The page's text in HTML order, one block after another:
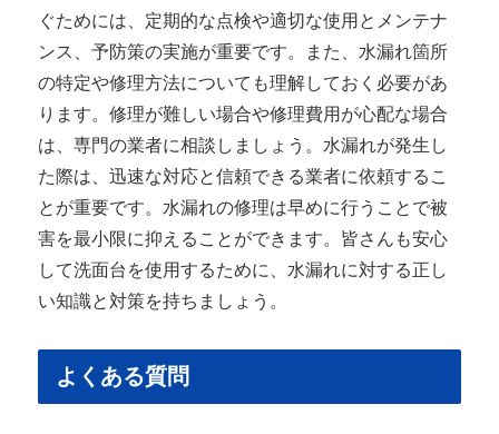
ぐためには、定期的な点検や適切な使用とメンテナ
ンス、予防策の実施が重要です。また、水漏れ箇所
の特定や修理方法についても理解しておく必要があ
ります。修理が難しい場合や修理費用が心配な場合
は、専門の業者に相談しましょう。水漏れが発生し
た際は、迅速な対応と信頼できる業者に依頼するこ
とが重要です。水漏れの修理は早めに行うことで被
害を最小限に抑えることができます。皆さんも安心
して洗面台を使用するために、水漏れに対する正し
い知識と対策を持ちましょう。
よくある質問